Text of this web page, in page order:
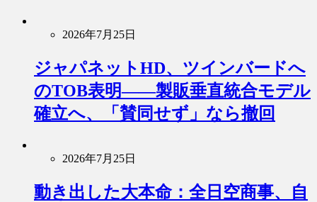
2026年7月25日
ジャパネットHD、ツインバードへ
のTOB表明――製販垂直統合モデル
確立へ、「賛同せず」なら撤回
2026年7月25日
動き出した大本命：全日空商事、自